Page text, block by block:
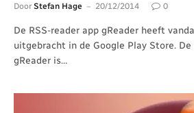
Door Stefan Hage 20/12/2014 0
De RSS-reader app gReader heeft
uitgebracht in de Google Play Store.
gReader is…